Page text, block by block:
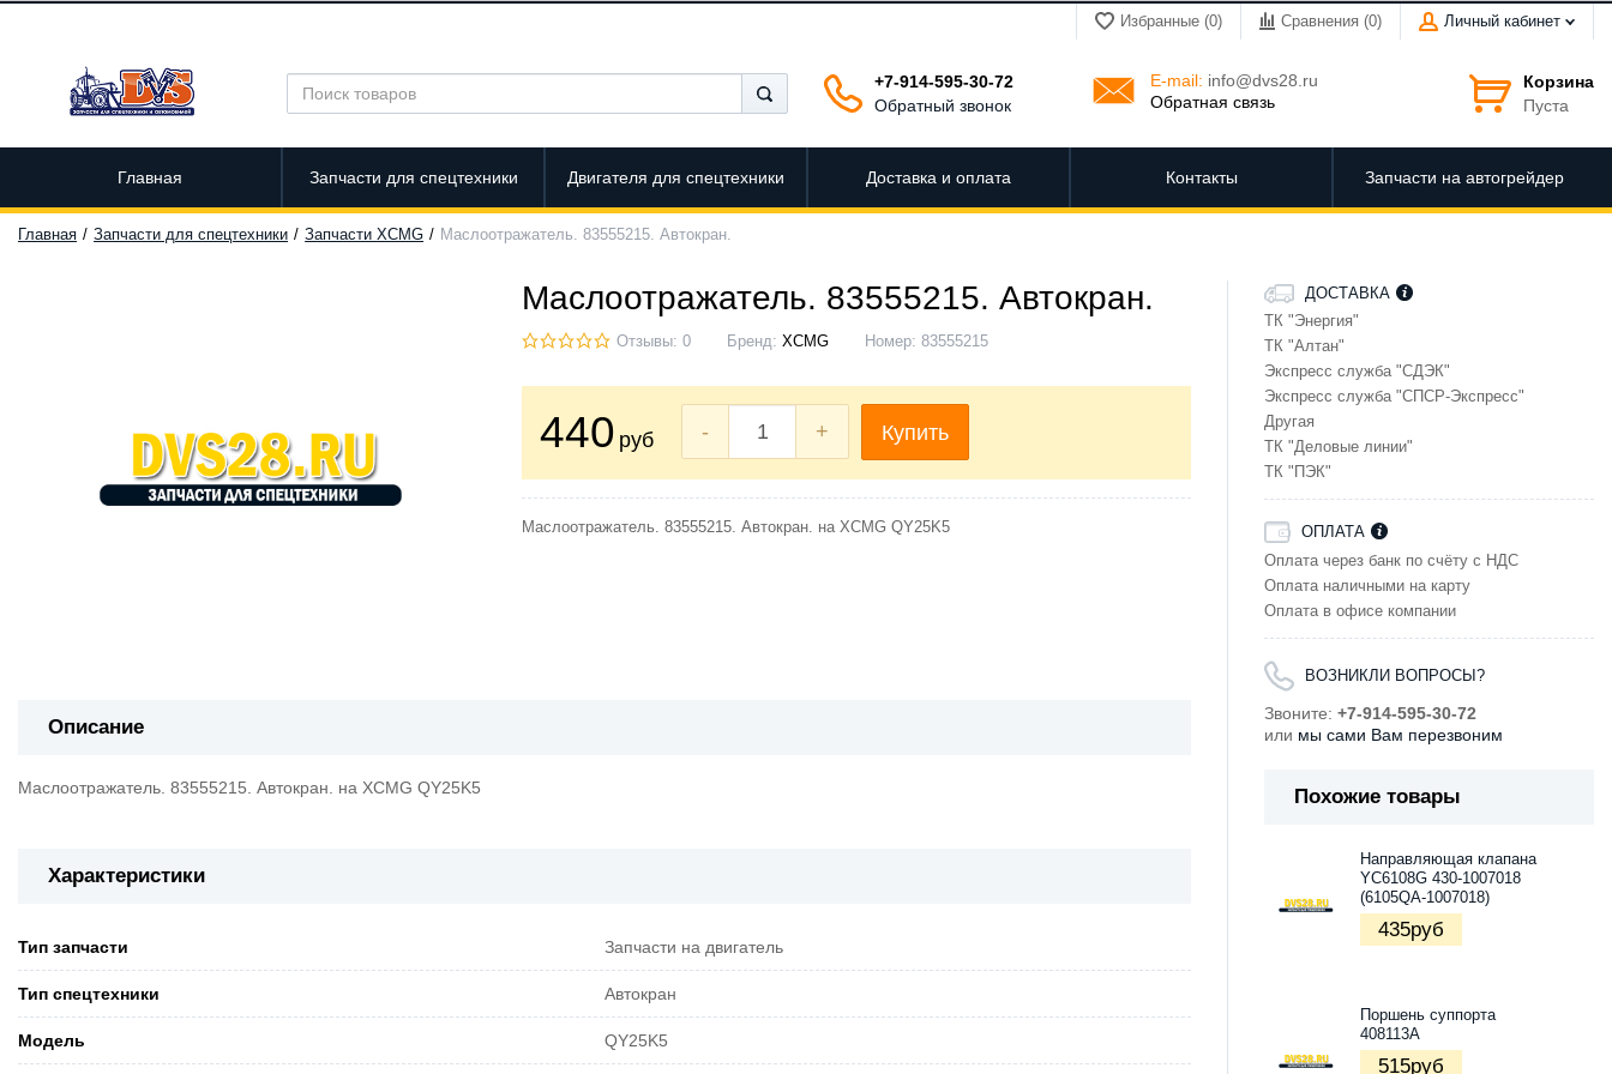
Избранные (0) Сравнения (0) Личный кабинет
+7-914-595-30-72
Обратный звонок
E-mail: info@dvs28.ru
Обратная связь
Корзина
Пуста
Главная Запчасти для спецтехники Двигателя для спецтехники Доставка и оплата Контакты Запчасти на автогрейдер
Главная Запчасти для спецтехники Запчасти XCMG Маслоотражатель. 83555215. Автокран.
Маслоотражатель. 83555215. Автокран.
Отзывы: 0 Бренд: XCMG Номер: 83555215
440 руб - + Купить
Маслоотражатель. 83555215. Автокран. на XCMG QY25K5
Описание
Маслоотражатель. 83555215. Автокран. на XCMG QY25K5
Характеристики
Тип запчасти Запчасти на двигатель
Тип спецтехники Автокран
Модель QY25K5
ДОСТАВКА
ТК "Энергия"
ТК "Алтан"
Экспресс служба "СДЭК"
Экспресс служба "СПСР-Экспресс"
Другая
ТК "Деловые линии"
ТК "ПЭК"
ОПЛАТА
Оплата через банк по счёту с НДС
Оплата наличными на карту
Оплата в офисе компании
ВОЗНИКЛИ ВОПРОСЫ?
Звоните: +7-914-595-30-72
или мы сами Вам перезвоним
Похожие товары
Направляющая клапана
YC6108G 430-1007018
(6105QA-1007018)
435руб
Поршень суппорта
408113А
515руб